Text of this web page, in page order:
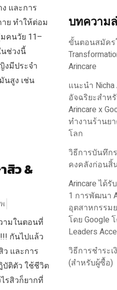
และการ
าย ทำให้ต่อม
คนวัย 11–
นช่วงนี้
งมีประจำ
นสูง เช่น
สิว &
ามในตอนที่
!!! กันไปแล้ว
และการ
บัติตัว ใช้ชีวิต
รสิวก็ยากที่
บทความ
ขั้นตอนสมัคร
Arincare
แนะนำ
อัจฉริยะสำห
Arincare x
ทำงานร้านย
โลก
วิธีการบันทึก
คงคลังก่อนสิ้
Arincare ได้
1 การพัฒนา
อุตสาหกรรม
โดย Google
Leaders
วิธีการชำระ
(สำหรับผู้ซื้อ)